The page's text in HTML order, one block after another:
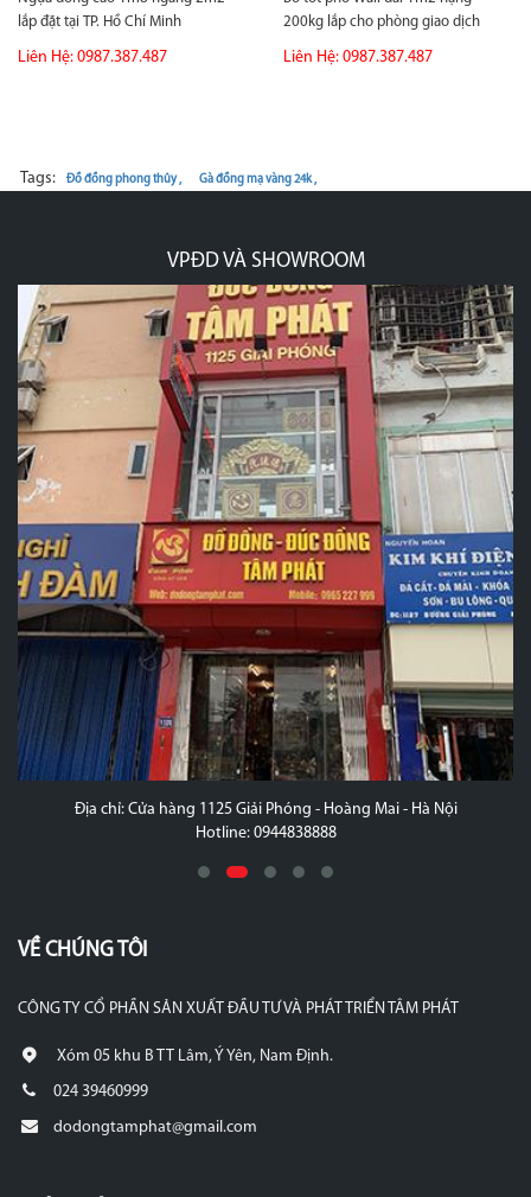
lắp đặt tại TP. Hồ Chí Minh
Liên Hệ: 0987.387.487
200kg lắp cho phòng giao dịch
Liên Hệ: 0987.387.487
Tags: Đồ đồng phong thủy , Gà đồng mạ vàng 24k ,
VPĐD VÀ SHOWROOM
Địa chỉ: Cửa hàng 1125 Giải Phóng - Hoàng Mai - Hà Nội
Hotline: 0944838888
VỀ CHÚNG TÔI
CÔNG TY CỔ PHẦN SẢN XUẤT ĐẦU TƯ VÀ PHÁT TRIỂN TÂM PHÁT
Xóm 05 khu B TT Lâm, Ý Yên, Nam Định.
024 39460999
dodongtamphat@gmail.com